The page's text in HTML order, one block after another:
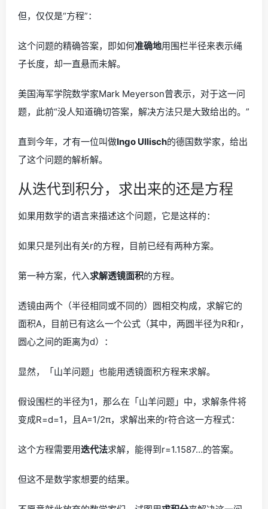
但，仅仅是“方程”：
这个问题的精确答案，即如何准确地用围栏半径来表示绳
子长度，却一直悬而未解。
美国海军学院数学家Mark Meyerson曾表示，对于这一问
题，此前“没人知道确切答案，解决方法只是大致给出的。”
直到今年，才有一位叫做Ingo Ullisch的德国数学家，给出
了这个问题的解析解。
从迭代到积分，求出来的还是方程
如果用数学的语言来描述这个问题，它是这样的：
如果只是列出有关r的方程，目前已经有两种方案。
第一种方案，代入求解透镜面积的方程。
透镜由两个（半径相同或不同的）圆相交构成，求解它的
面积A，目前已有这么一个公式（其中，两圆半径为R和r，
圆心之间的距离为d）：
显然，「山羊问题」也能用透镜面积方程来求解。
假设围栏的半径为1，那么在「山羊问题」中，求解条件将
变成R=d=1，且A=1/2π，求解出来的r符合这一方程式：
这个方程需要用迭代法求解，能得到r=1.1587…的答案。
但这不是数学家想要的结果。